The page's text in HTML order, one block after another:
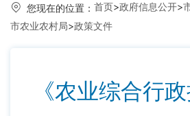
您现在的位置： 首页>政府信息公开>
市农业农村局>政策文件
《农业综合行